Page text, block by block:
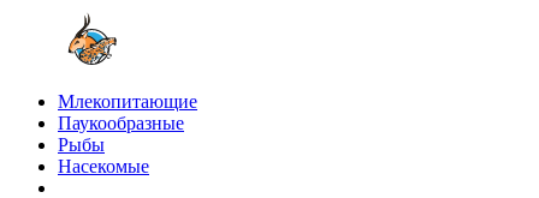
Млекопитающие
Паукообразные
Рыбы
Насекомые